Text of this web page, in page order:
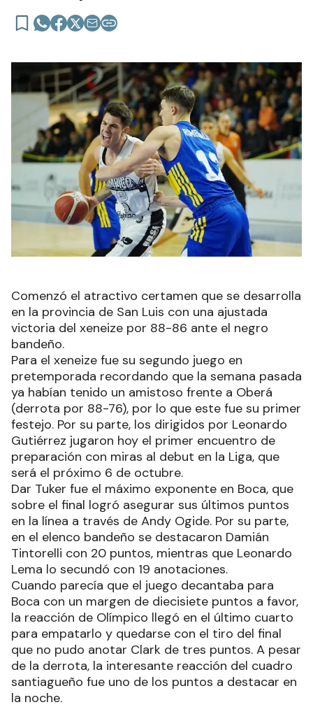
Comenzó el atractivo certamen que se desarrolla
en la provincia de San Luis con una ajustada
victoria del xeneize por 88-86 ante el negro
bandeño.
Para el xeneize fue su segundo juego en
pretemporada recordando que la semana pasada
ya habían tenido un amistoso frente a Oberá
(derrota por 88-76), por lo que este fue su primer
festejo. Por su parte, los dirigidos por Leonardo
Gutiérrez jugaron hoy el primer encuentro de
preparación con miras al debut en la Liga, que
será el próximo 6 de octubre.
Dar Tuker fue el máximo exponente en Boca, que
sobre el final logró asegurar sus últimos puntos
en la línea a través de Andy Ogide. Por su parte,
en el elenco bandeño se destacaron Damián
Tintorelli con 20 puntos, mientras que Leonardo
Lema lo secundó con 19 anotaciones.
Cuando parecía que el juego decantaba para
Boca con un margen de diecisiete puntos a favor,
la reacción de Olímpico llegó en el último cuarto
para empatarlo y quedarse con el tiro del final
que no pudo anotar Clark de tres puntos. A pesar
de la derrota, la interesante reacción del cuadro
santiagueño fue uno de los puntos a destacar en
la noche.